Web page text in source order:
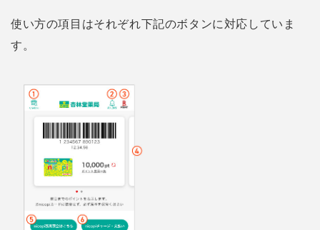
使い方の項目はそれぞれ下記のボタンに対応していま
す。